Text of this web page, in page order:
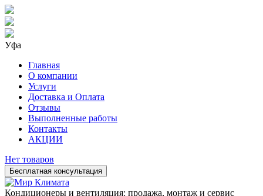
Уфа
Главная
О компании
Услуги
Доставка и Оплата
Отзывы
Выполненные работы
Контакты
АКЦИИ
Нет товаров
Бесплатная консультация
Кондиционеры и вентиляция: продажа, монтаж и сервис